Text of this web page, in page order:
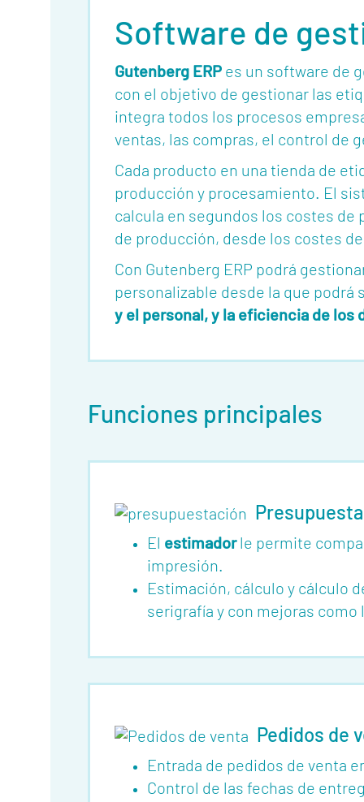
Quienes
Funcionalidades
Herramientas
Eventos
con-
Contacto
Software de
Gutenberg ERP es un software de
con el objetivo de gestionar las
integra todos los procesos
ventas, las compras, el control de
Cada producto en una tienda de
producción y procesamiento. El
calcula en segundos los costes
de producción, desde los costes
Con Gutenberg ERP podrá
personalizable desde la que podrá
y el personal, y la eficiencia de
Funciones principales
El estimadorle permite
impresión.
Estimación, cálculo y cálculo
serigrafía y con mejoras
Pedidos de
Entrada de pedidos de venta
Control de las fechas de